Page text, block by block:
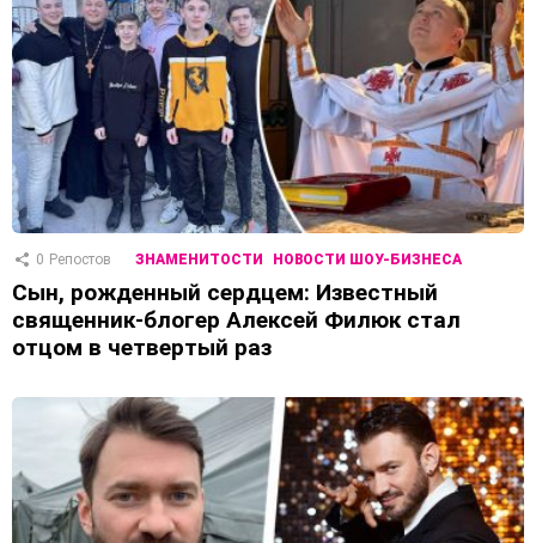
0 Репостов ЗНАМЕНИТОСТИ НОВОСТИ ШОУ-БИЗНЕСА
Сын, рожденный сердцем: Известный
священник-блогер Алексей Филюк стал
отцом в четвертый раз